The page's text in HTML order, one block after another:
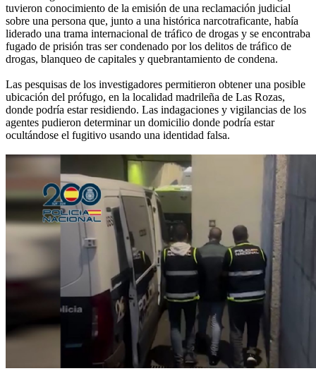
tuvieron conocimiento de la emisión de una reclamación judicial
sobre una persona que, junto a una histórica narcotraficante, había
liderado una trama internacional de tráfico de drogas y se encontraba
fugado de prisión tras ser condenado por los delitos de tráfico de
drogas, blanqueo de capitales y quebrantamiento de condena.
Las pesquisas de los investigadores permitieron obtener una posible
ubicación del prófugo, en la localidad madrileña de Las Rozas,
donde podría estar residiendo. Las indagaciones y vigilancias de los
agentes pudieron determinar un domicilio donde podría estar
ocultándose el fugitivo usando una identidad falsa.